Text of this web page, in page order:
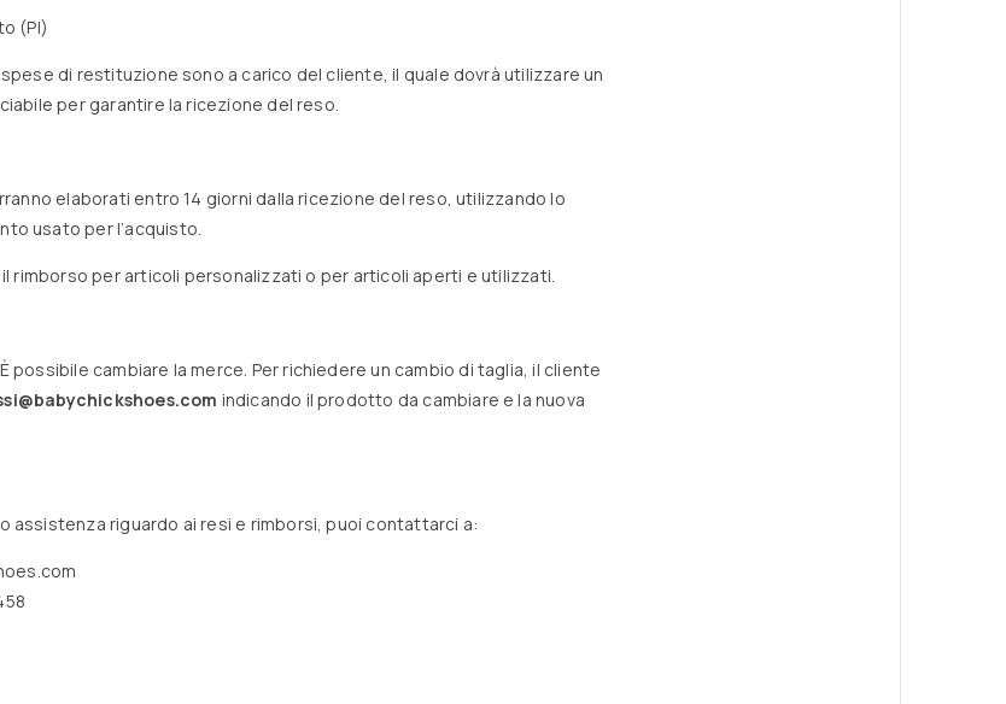
(PI)
di restituzione sono a carico del cliente, il quale dovrà utilizzare un
per garantire la ricezione del reso.
elaborati entro 14 giorni dalla ricezione del reso, utilizzando lo
usato per l’acquisto.
rimborso per articoli personalizzati o per articoli aperti e utilizzati.
È possibile cambiare la merce. Per richiedere un cambio di taglia, il cliente
indicando il prodotto da cambiare e la nuova
assistenza riguardo ai resi e rimborsi, puoi contattarci a: